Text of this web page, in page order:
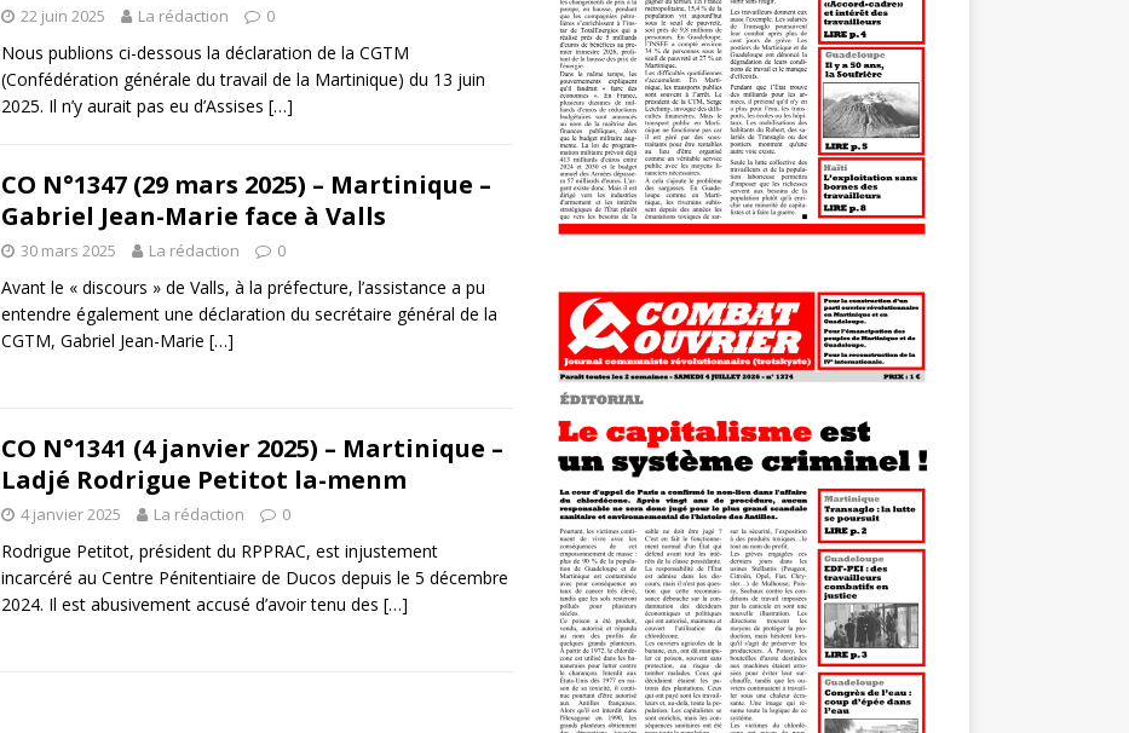
22 juin 2025 La rédaction 0
Nous publions ci-dessous la déclaration de la CGTM
(Confédération générale du travail de la Martinique) du 13 juin
2025. Il n’y aurait pas eu d’Assises […]
CO N°1347 (29 mars 2025) – Martinique –
Gabriel Jean-Marie face à Valls
30 mars 2025 La rédaction 0
Avant le « discours » de Valls, à la préfecture, l’assistance a pu
entendre également une déclaration du secrétaire général de la
CGTM, Gabriel Jean-Marie […]
CO N°1341 (4 janvier 2025) – Martinique –
Ladjé Rodrigue Petitot la-menm
4 janvier 2025 La rédaction 0
Rodrigue Petitot, président du RPPRAC, est injustement
incarcéré au Centre Pénitentiaire de Ducos depuis le 5 décembre
2024. Il est abusivement accusé d’avoir tenu des […]